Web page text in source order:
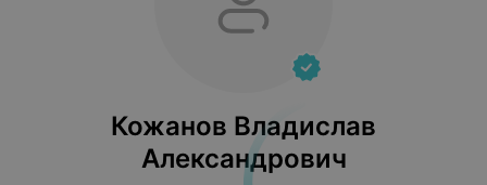
Кожанов Владислав
Александрович